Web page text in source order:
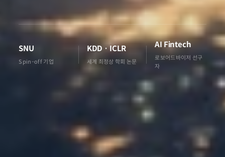
SNU
Spin-off 기업
KDD · ICLR
세계 최정상 학회 논문
AI Fintech
로보어드바이저 선구
자